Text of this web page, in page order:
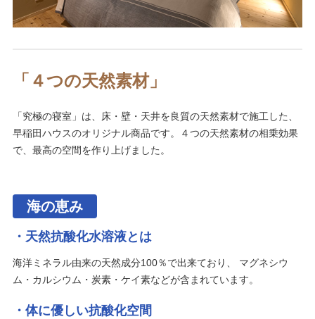
「４つの天然素材」
「究極の寝室」は、床・壁・天井を良質の天然素材で施工した、
早稲田ハウスのオリジナル商品です。４つの天然素材の相乗効果
で、最高の空間を作り上げました。
海の恵み
天然抗酸化水溶液とは
海洋ミネラル由来の天然成分100％で出来ており、 マグネシウ
ム・カルシウム・炭素・ケイ素などが含まれています。
体に優しい抗酸化空間